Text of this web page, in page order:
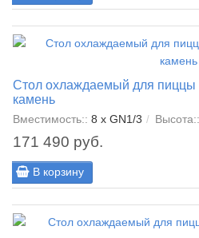
Стол охлаждаемый для пиццы
камень
Вместимость:: 8 x GN1/3 Высота::
171 490 руб.
В корзину